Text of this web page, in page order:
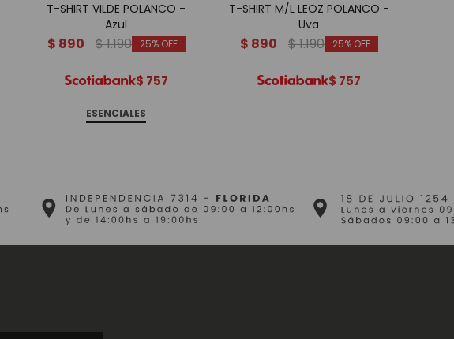
T-SHIRT VILDE POLANCO -
Azul
$ 890 $1.190 25
$ 757
ESENCIALES
T-SHIRT M/L LEOZ POLANCO -
Uva
$ 890 $1.190 25
$ 757